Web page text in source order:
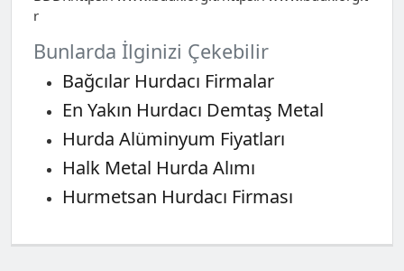
r
Bunlarda İlginizi Çekebilir
Bağcılar Hurdacı Firmalar
En Yakın Hurdacı Demtaş Metal
Hurda Alüminyum Fiyatları
Halk Metal Hurda Alımı
Hurmetsan Hurdacı Firması